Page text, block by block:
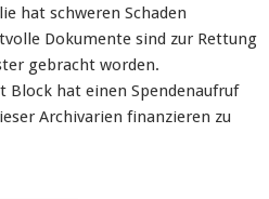
hat schweren Schaden
Dokumente sind zur Rettung
gebracht worden.
Block hat einen Spendenaufruf
Archivarien finanzieren zu